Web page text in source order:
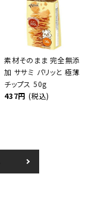
素材そのまま 完全無添
加 ササミ パリッと 極薄
チップス 50g
437円 (税込)